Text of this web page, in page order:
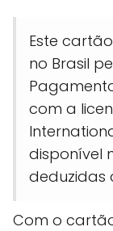
Este
no Brasil
com a
disponível
deduzidas
Com o